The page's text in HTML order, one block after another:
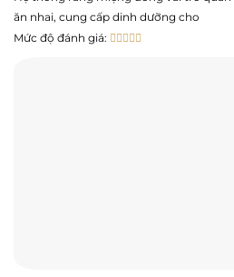
ăn nhai, cung cấp dinh dưỡng cho
Mức độ đánh giá: